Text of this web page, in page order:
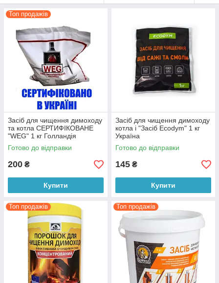
Топ продажів
Засіб для чищення димоходу
та котла СЕРТИФІКОВАНЕ
"WEG" 1 кг Голландія
Готово до відправки
200 ₴
Купити
Засіб для чищення димоходу
котла і "Засіб Ecodym" 1 кг
Україна
Готово до відправки
145 ₴
Купити
Топ продажів Топ продажів